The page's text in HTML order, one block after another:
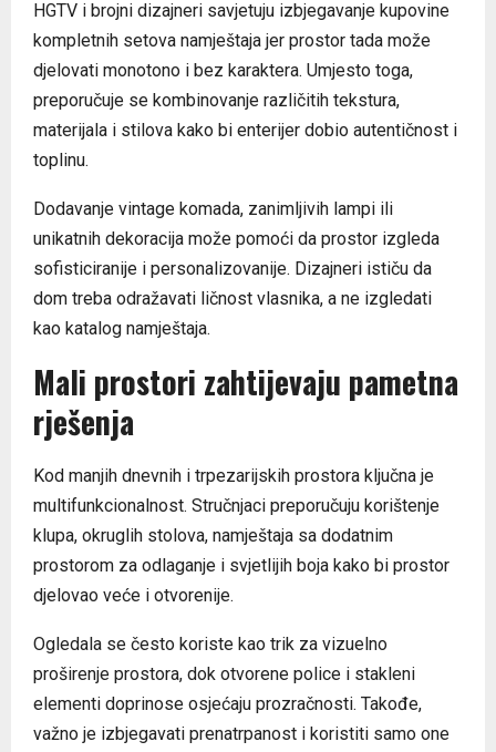
HGTV i brojni dizajneri savjetuju izbjegavanje kupovine
kompletnih setova namještaja jer prostor tada može
djelovati monotono i bez karaktera. Umjesto toga,
preporučuje se kombinovanje različitih tekstura,
materijala i stilova kako bi enterijer dobio autentičnost i
toplinu.
Dodavanje vintage komada, zanimljivih lampi ili
unikatnih dekoracija može pomoći da prostor izgleda
sofisticiranije i personalizovanije. Dizajneri ističu da
dom treba odražavati ličnost vlasnika, a ne izgledati
kao katalog namještaja.
Mali prostori zahtijevaju pametna
rješenja
Kod manjih dnevnih i trpezarijskih prostora ključna je
multifunkcionalnost. Stručnjaci preporučuju korištenje
klupa, okruglih stolova, namještaja sa dodatnim
prostorom za odlaganje i svjetlijih boja kako bi prostor
djelovao veće i otvorenije.
Ogledala se često koriste kao trik za vizuelno
proširenje prostora, dok otvorene police i stakleni
elementi doprinose osjećaju prozračnosti. Takođe,
važno je izbjegavati prenatrpanost i koristiti samo one